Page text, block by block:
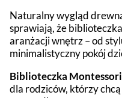
Naturalny wygląd
sprawiają, że
aranżacji wnętrz – od
minimalistyczny pokój
Biblioteczka Montessori
dla rodziców, którzy